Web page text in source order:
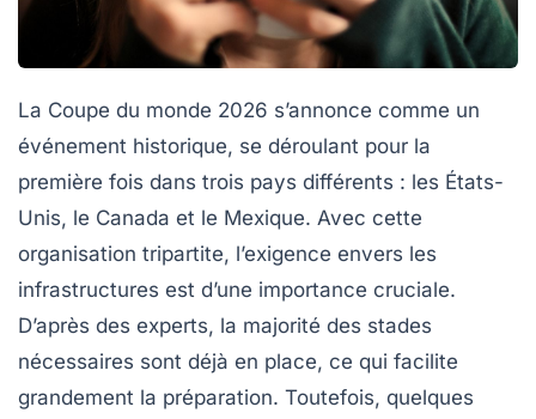
La Coupe du monde 2026 s’annonce comme un
événement historique, se déroulant pour la
première fois dans trois pays différents : les États-
Unis, le Canada et le Mexique. Avec cette
organisation tripartite, l’exigence envers les
infrastructures est d’une importance cruciale.
D’après des experts, la majorité des stades
nécessaires sont déjà en place, ce qui facilite
grandement la préparation. Toutefois, quelques